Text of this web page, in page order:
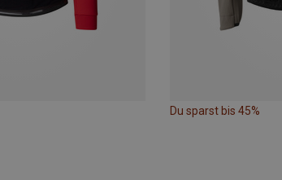
Du sparst bis 45%